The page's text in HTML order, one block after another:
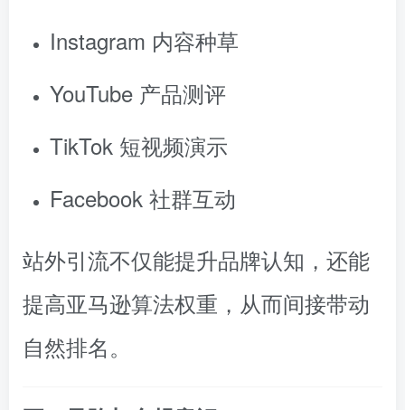
Instagram 内容种草
YouTube 产品测评
TikTok 短视频演示
Facebook 社群互动
站外引流不仅能提升品牌认知，还能
提高亚马逊算法权重，从而间接带动
自然排名。